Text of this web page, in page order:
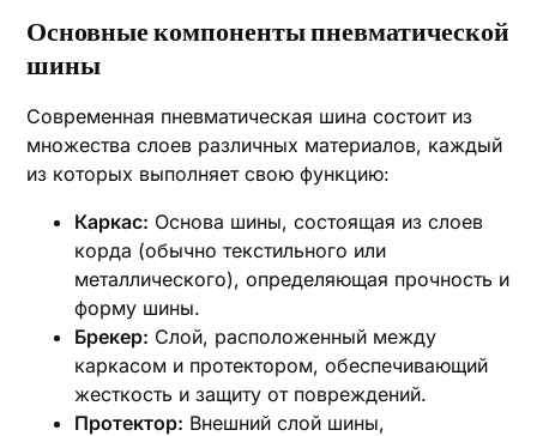
Основные компоненты пневматической
шины
Современная пневматическая шина состоит из
множества слоев различных материалов, каждый
из которых выполняет свою функцию:
Каркас: Основа шины, состоящая из слоев
корда (обычно текстильного или
металлического), определяющая прочность и
форму шины.
Брекер: Слой, расположенный между
каркасом и протектором, обеспечивающий
жесткость и защиту от повреждений.
Протектор: Внешний слой шины,